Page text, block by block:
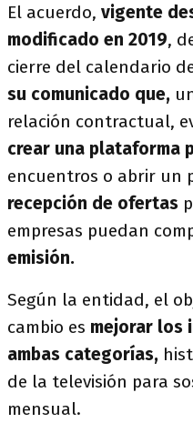
El acuerdo, vigente
modificado en 2019,
cierre del calendario
su comunicado que,
relación contractual,
crear una plataforma
encuentros o abrir un
recepción de ofertas
empresas puedan
emisión.
Según la entidad, el
cambio es mejorar los
ambas categorías,
de la televisión para
mensual.